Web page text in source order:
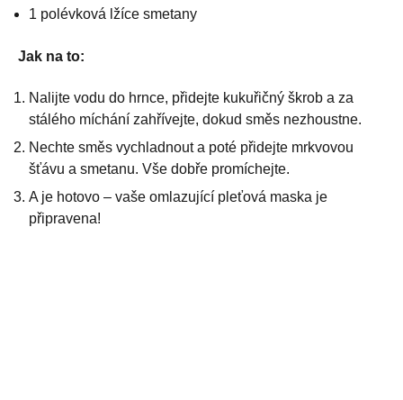
1 polévková lžíce smetany
Jak na to:
Nalijte vodu do hrnce, přidejte kukuřičný škrob a za
stálého míchání zahřívejte, dokud směs nezhoustne.
Nechte směs vychladnout a poté přidejte mrkvovou
šťávu a smetanu. Vše dobře promíchejte.
A je hotovo – vaše omlazující pleťová maska je
připravena!